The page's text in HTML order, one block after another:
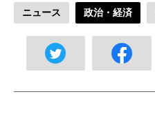
ニュース 政治・経済